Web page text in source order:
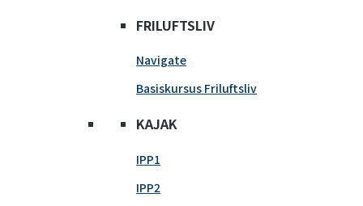
FRILUFTSLIV
Navigate
Basiskursus Friluftsliv
KAJAK
IPP1
IPP2